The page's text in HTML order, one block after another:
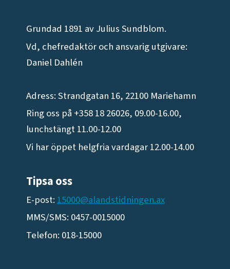
Grundad 1891 av Julius Sundblom.
Vd, chefredaktör och ansvarig utgivare:
Daniel Dahlén
Adress: Strandgatan 16, 22100 Mariehamn
Ring oss på +358 18 26026, 09.00-16.00,
lunchstängt 11.00-12.00
Vi har öppet helgfria vardagar 12.00-14.00
Tipsa oss
E-post: 15000@alandstidningen.ax
MMS/SMS: 0457-0015000
Telefon: 018-15000